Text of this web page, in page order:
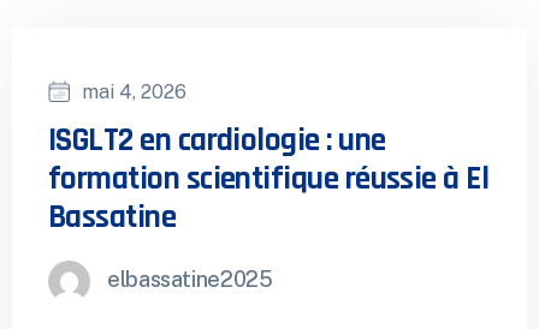
mai 4, 2026
ISGLT2 en cardiologie : une
formation scientifique réussie à El
Bassatine
elbassatine2025